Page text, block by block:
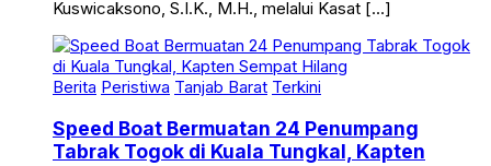
Berita Peristiwa Tanjab Barat Terkini
Tabrak Togok di Kuala Tungkal, Kapten
Sempat Hilang